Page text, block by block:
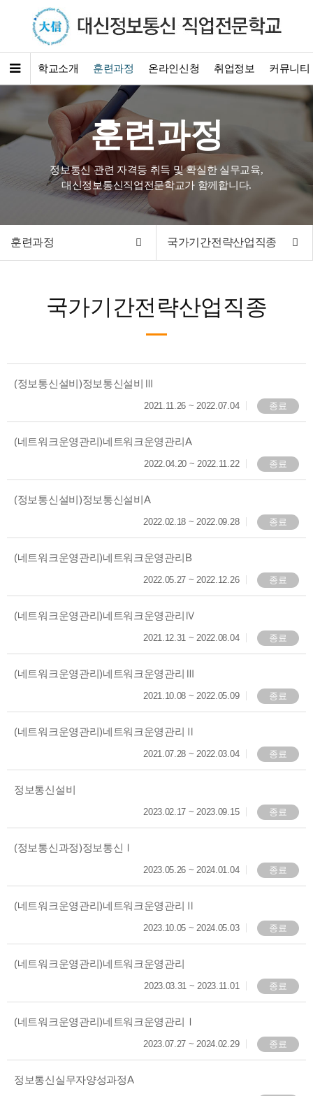
학교소개 훈련과정 온라인신청 취업정보 커뮤니티
훈련과정
정보통신 관련 자격등 취득 및 확실한 실무교육,
대신정보통신직업전문학교가 함께합니다.
훈련과정 국가기간전략산업직종
국가기간전략산업직종
(정보통신설비)정보통신설비Ⅲ
2021.11.26 ~2022.07.04 종료
(네트워크운영관리)네트워크운영관리A
2022.04.20 ~2022.11.22 종료
(정보통신설비)정보통신설비A
2022.02.18 ~2022.09.28 종료
(네트워크운영관리)네트워크운영관리B
2022.05.27 ~2022.12.26 종료
(네트워크운영관리)네트워크운영관리Ⅳ
2021.12.31 ~2022.08.04 종료
(네트워크운영관리)네트워크운영관리Ⅲ
2021.10.08 ~2022.05.09 종료
(네트워크운영관리)네트워크운영관리Ⅱ
2021.07.28 ~2022.03.04 종료
정보통신설비
2023.02.17 ~2023.09.15 종료
(정보통신과정)정보통신Ⅰ
2023.05.26 ~2024.01.04 종료
(네트워크운영관리)네트워크운영관리Ⅱ
2023.10.05 ~2024.05.03 종료
(네트워크운영관리)네트워크운영관리
2023.03.31 ~2023.11.01 종료
(네트워크운영관리)네트워크운영관리Ⅰ
2023.07.27 ~2024.02.29 종료
정보통신실무자양성과정A